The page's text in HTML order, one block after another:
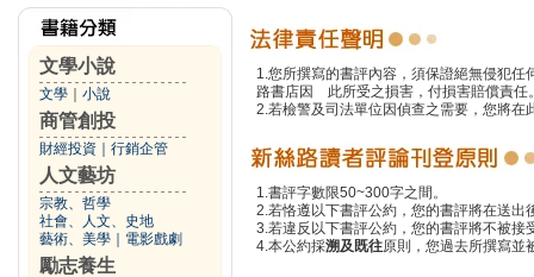
文學小說
文學 小說
商管創投
財經投資 行銷企管
人文藝坊
宗教、哲學
社會、人文、史地
藝術、美學
電影戲劇
勵志養生
1.您所撰寫的書評內容，須保證絕無侵犯
路書店因 此所受之損害，付損害賠償責任
2.若檢警及司法單位因偵查之需要，您將
1.書評字數限50~300字之間。
2.若恪遵以下書評公約，您的書評將在送
3.若違反以下書評公約，您的書評將不被接
4.本公約採溯及既往原則，您過去所撰寫並